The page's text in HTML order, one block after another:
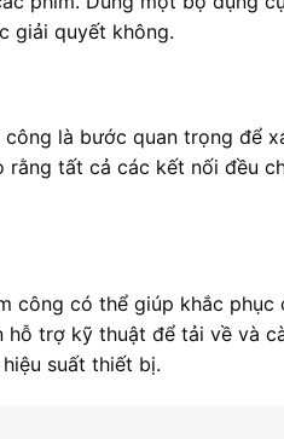
giải quyết không.
là bước quan trọng để
tất cả các kết nối đều
công có thể giúp khắc
trợ kỹ thuật để tải về và
suất thiết bị.